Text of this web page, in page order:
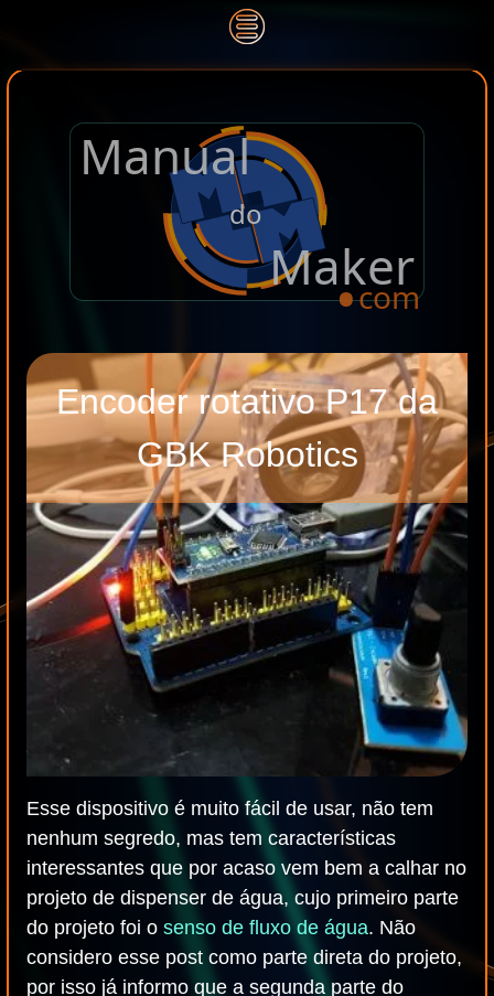
Manual
do
Maker
.com
Encoder rotativo P17 da
GBK Robotics
Esse dispositivo é muito fácil de usar, não tem
nenhum segredo, mas tem características
interessantes que por acaso vem bem a calhar no
projeto de dispenser de água, cujo primeiro parte
do projeto foi o senso de fluxo de água. Não
considero esse post como parte direta do projeto,
por isso já informo que a segunda parte do